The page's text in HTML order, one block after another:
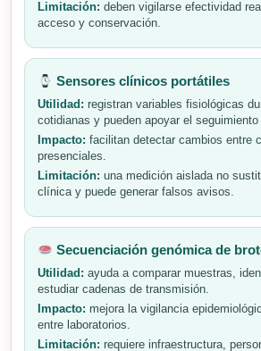
Limitación: deben vigilarse efectividad
acceso y conservación.
Sensores clínicos portátiles
Utilidad: registran variables fisiológicas
cotidianas y pueden apoyar el seguimiento
Impacto: facilitan detectar cambios entre
presenciales.
Limitación: una medición aislada no
clínica y puede generar falsos avisos.
Secuenciación genómica de
Utilidad: ayuda a comparar muestras,
estudiar cadenas de transmisión.
Impacto: mejora la vigilancia
entre laboratorios.
Limitación: requiere infraestructura,